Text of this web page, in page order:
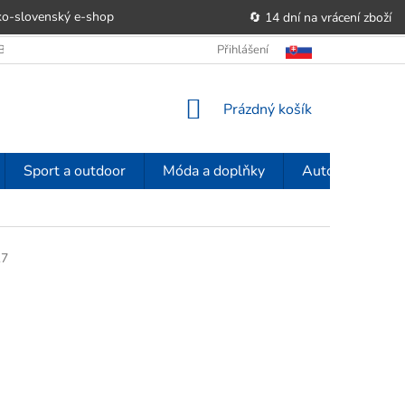
slovenský e‑shop 🔄 14 dní na vrácení zboží
POUČENÍ O PRÁVU
Přihlášení
NÁKUPNÍ
Prázdný košík
Sport a outdoor Móda a doplňky Auto-moto